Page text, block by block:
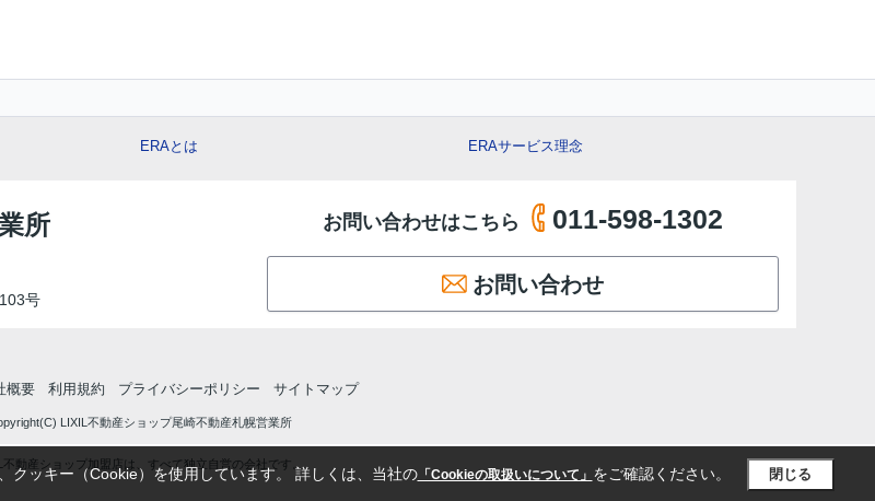
ERAとは ERAサービス理念
所
号
お問い合わせはこちら 011-598-1302
お問い合わせ
概要 利用規約 プライバシーポリシー サイトマップ
LIXIL不動産ショップ尾崎不動産札幌営業所
不動産ショップ加盟店は、すべて独立自営の会社です。
クッキー（Cookie）を使用しています。 詳しくは、当社の「Cookieの取扱いについて」 をご確認ください。 閉じる